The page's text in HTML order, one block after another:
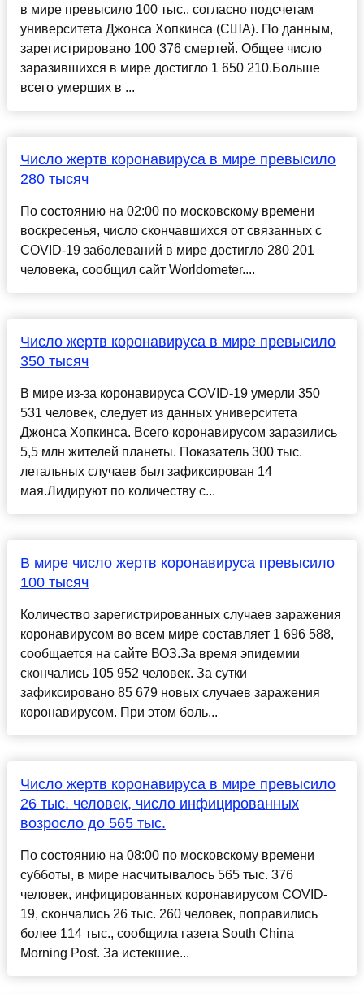
в мире превысило 100 тыс., согласно подсчетам
университета Джонса Хопкинса (США). По данным,
зарегистрировано 100 376 смертей. Общее число
заразившихся в мире достигло 1 650 210.Больше
всего умерших в ...
Число жертв коронавируса в мире превысило
280 тысяч
По состоянию на 02:00 по московскому времени
воскресенья, число скончавшихся от связанных с
COVID-19 заболеваний в мире достигло 280 201
человека, сообщил сайт Worldometer....
Число жертв коронавируса в мире превысило
350 тысяч
В мире из-за коронавируса COVID-19 умерли 350
531 человек, следует из данных университета
Джонса Хопкинса. Всего коронавирусом заразились
5,5 млн жителей планеты. Показатель 300 тыс.
летальных случаев был зафиксирован 14
мая.Лидируют по количеству с...
В мире число жертв коронавируса превысило
100 тысяч
Количество зарегистрированных случаев заражения
коронавирусом во всем мире составляет 1 696 588,
сообщается на сайте ВОЗ.За время эпидемии
скончались 105 952 человек. За сутки
зафиксировано 85 679 новых случаев заражения
коронавирусом. При этом боль...
Число жертв коронавируса в мире превысило
26 тыс. человек, число инфицированных
возросло до 565 тыс.
По состоянию на 08:00 по московскому времени
субботы, в мире насчитывалось 565 тыс. 376
человек, инфицированных коронавирусом COVID-
19, скончались 26 тыс. 260 человек, поправились
более 114 тыс., сообщила газета South China
Morning Post. За истекшие...